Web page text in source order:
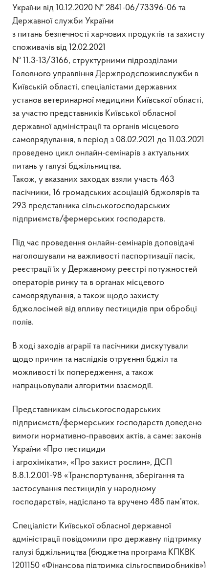
України від 10.12.2020 № 2841-06/73396-06 та
Державної служби України
з питань безпечності харчових продуктів та захисту
споживачів від 12.02.2021
№ 11.3-13/3166, структурними підрозділами
Головного управління Держпродспоживслужби в
Київській області, спеціалістами державних
установ ветеринарної медицини Київської області,
за участю представників Київської обласної
державної адміністрації та органів місцевого
самоврядування, в період з 08.02.2021 до 11.03.2021
проведено цикл онлайн-семінарів з актуальних
питань у галузі бджільництва.
Також, у вказаних заходах взяли участь 463
пасічники, 16 громадських асоціацій бджолярів та
293 представника сільськогосподарських
підприємств/фермерських господарств.
Під час проведення онлайн-семінарів доповідачі
наголошували на важливості паспортизації пасік,
реєстрації їх у Державному реєстрі потужностей
операторів ринку та в органах місцевого
самоврядування, а також щодо захисту
бджолосімей від впливу пестицидів при обробці
полів.
В ході заходів аграрії та пасічники дискутували
щодо причин та наслідків отруєння бджіл та
можливості їх попередження, а також
напрацьовували алгоритми взаємодії.
Представникам сільськогосподарських
підприємств/фермерських господарств доведено
вимоги нормативно-правових актів, а саме: законів
України «Про пестициди
і агрохімікати», «Про захист рослин», ДСП
8.8.1.2.001-98 «Транспортування, зберігання та
застосування пестицидів у народному
господарстві», надіслано та вручено 485 пам’яток.
Спеціалісти Київської обласної державної
адміністрації повідомили про державну підтримку
галузі бджільництва (бюджетна програма КПКВК
1201150 «Фінансова підтримка сільгоспвиробників»)